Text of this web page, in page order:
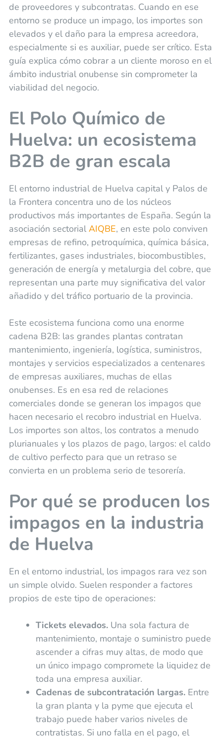
de proveedores y subcontratas. Cuando en ese
entorno se produce un impago, los importes son
elevados y el daño para la empresa acreedora,
especialmente si es auxiliar, puede ser crítico. Esta
guía explica cómo cobrar a un cliente moroso en el
ámbito industrial onubense sin comprometer la
viabilidad del negocio.
El Polo Químico de
Huelva: un ecosistema
B2B de gran escala
El entorno industrial de Huelva capital y Palos de
la Frontera concentra uno de los núcleos
productivos más importantes de España. Según la
asociación sectorial AIQBE, en este polo conviven
empresas de refino, petroquímica, química básica,
fertilizantes, gases industriales, biocombustibles,
generación de energía y metalurgia del cobre, que
representan una parte muy significativa del valor
añadido y del tráfico portuario de la provincia.
Este ecosistema funciona como una enorme
cadena B2B: las grandes plantas contratan
mantenimiento, ingeniería, logística, suministros,
montajes y servicios especializados a centenares
de empresas auxiliares, muchas de ellas
onubenses. Es en esa red de relaciones
comerciales donde se generan los impagos que
hacen necesario el recobro industrial en Huelva.
Los importes son altos, los contratos a menudo
plurianuales y los plazos de pago, largos: el caldo
de cultivo perfecto para que un retraso se
convierta en un problema serio de tesorería.
Por qué se producen los
impagos en la industria
de Huelva
En el entorno industrial, los impagos rara vez son
un simple olvido. Suelen responder a factores
propios de este tipo de operaciones:
Tickets elevados.Una sola factura de
mantenimiento, montaje o suministro puede
ascender a cifras muy altas, de modo que
un único impago compromete la liquidez de
toda una empresa auxiliar.
Cadenas de subcontratación largas.Entre
la gran planta y la pyme que ejecuta el
trabajo puede haber varios niveles de
contratistas. Si uno falla en el pago, el